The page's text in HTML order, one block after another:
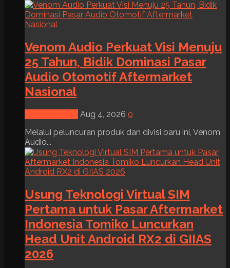
Venom Audio Perkuat Visi Menuju
25 Tahun, Bidik Dominasi Pasar
Audio Otomotif Aftermarket
Nasional
Aug 4, 2026 0
Melalui peluncuran produk dan divisi baru ini, Venom
Audio...
Usung Teknologi Virtual SIM
Pertama untuk Pasar Aftermarket
Indonesia Tomiko Luncurkan
Head Unit Android RX2 di GIIAS
2026